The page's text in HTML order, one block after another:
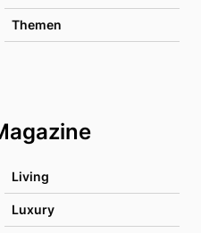
Themen
Living
Luxury